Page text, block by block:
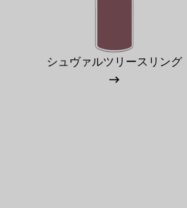
シュヴァルツリースリング